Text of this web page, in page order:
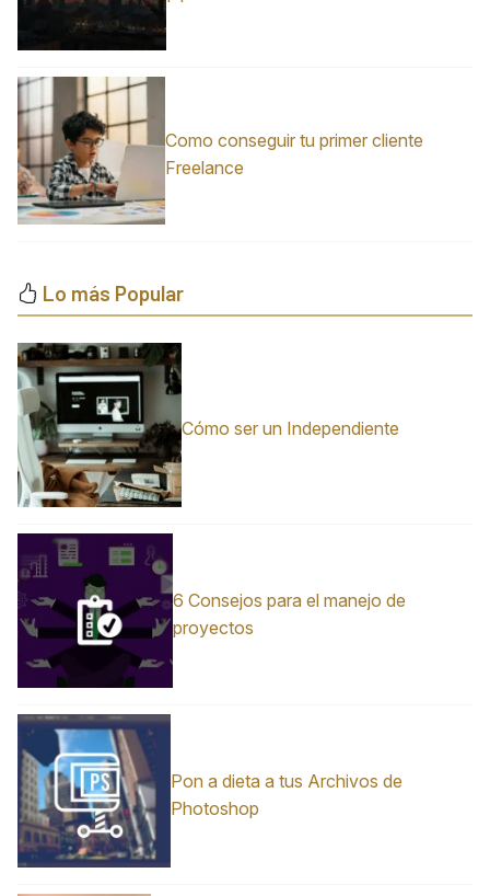
Como conseguir tu primer cliente
Freelance
Lo más Popular
Cómo ser un Independiente
6 Consejos para el manejo de
proyectos
Pon a dieta a tus Archivos de
Photoshop